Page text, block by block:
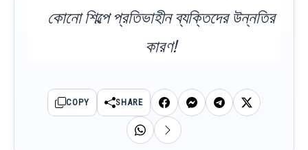
কোনো শিল্পে প্রতিভাহীন ব্যক্তিদের উন্নতির
কারণ!
COPY SHARE